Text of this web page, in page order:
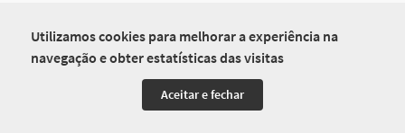
Utilizamos cookies para melhorar a experiência na
navegação e obter estatísticas das visitas
Aceitar e fechar